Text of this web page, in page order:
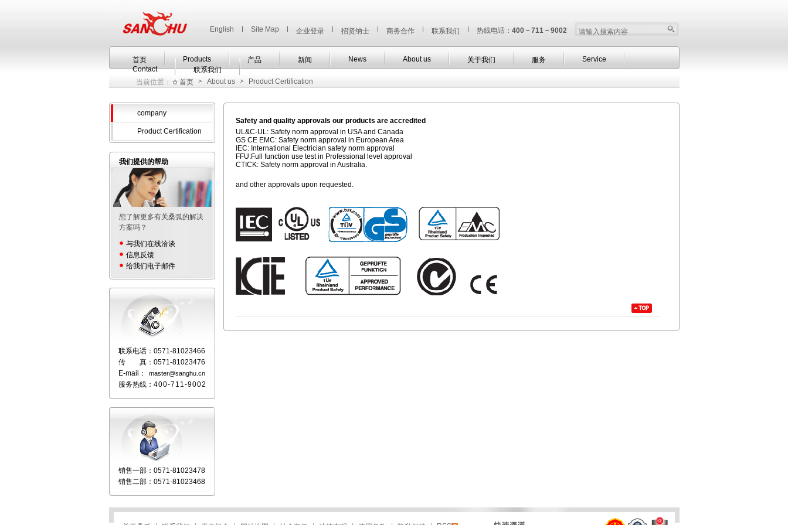
English | Site Map | 企业登录 | 招贤纳士 | 商务合作 | 联系我们 | 热线电话： 400－711－9002
首页 Products 产品 新闻 News About us 关于我们 服务
Service
Contact
联系我们
当前位置：
首页 > About us > Product Certification
company
Product Certification
我们提供的帮助
想了解更多有关桑弧的解决
方案吗？
与我们在线洽谈
信息反馈
给我们电子邮件
联系电话： 0571-81023466
传 真： 0571-81023476
E-mail：
master@sanghu.cn
服务热线： 400-711-9002
销售一部： 0571-81023478
销售二部： 0571-81023468
Safety and quality approvals our products are accredited
UL&C-UL: Safety norm approval in USA and Canada
GS CE EMC: Safety norm approval in European Area
IEC: International Electrician safety norm approval
FFU:Full function use test in Professional level approval
CTICK: Safety norm approval in Australia.
and other approvals upon requested.